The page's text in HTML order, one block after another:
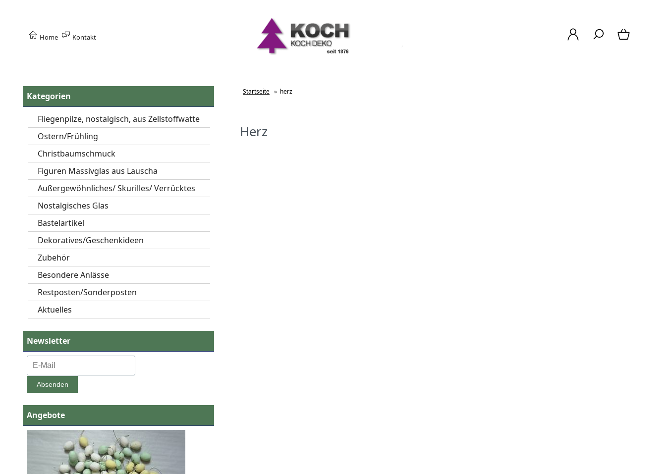
Home Kontakt
Kategorien
Fliegenpilze, nostalgisch, aus Zellstoffwatte
Ostern/Frühling
Christbaumschmuck
Figuren Massivglas aus Lauscha
Außergewöhnliches/ Skurilles/ Verrücktes
Nostalgisches Glas
Bastelartikel
Dekoratives/Geschenkideen
Zubehör
Besondere Anlässe
Restposten/Sonderposten
Aktuelles
Newsletter
Angebote
Startseite » herz
Herz